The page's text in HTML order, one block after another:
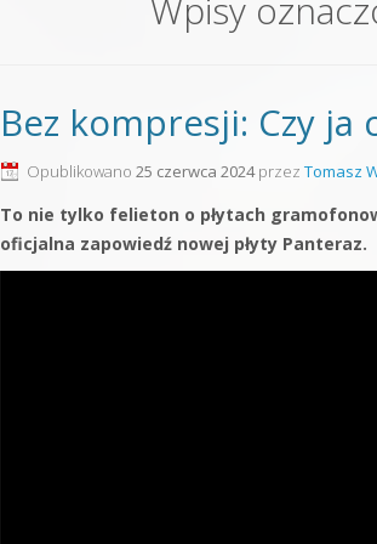
Sound
Kontakt
Pakiety
Wpisy
Bez kompresji: Czy ja
Opublikowano 25 czerwca 2024przez Tomasz
To nie tylko felieton o płytach
oficjalna zapowiedź nowej płyty Panteraz.